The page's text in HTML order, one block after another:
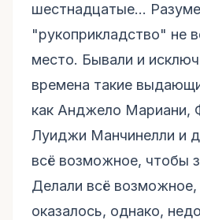
шестнадцатые...
"рукоприкладство" не
место. Бывали и
времена такие
как Анджело Мариани,
Луиджи Манчинелли и
всё возможное, чтобы
Делали всё возможное,
оказалось, однако,